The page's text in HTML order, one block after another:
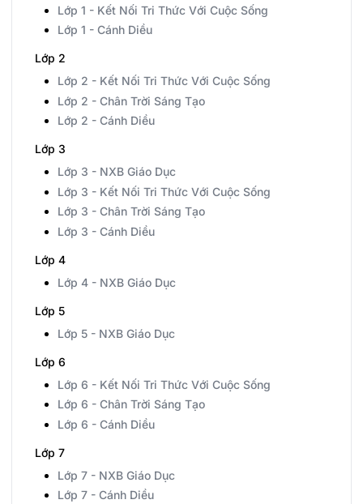
Lớp 1 - Kết Nối Tri Thức Với Cuộc Sống
Lớp 1 - Cánh Diều
Lớp 2
Lớp 2 - Kết Nối Tri Thức Với Cuộc Sống
Lớp 2 - Chân Trời Sáng Tạo
Lớp 2 - Cánh Diều
Lớp 3
Lớp 3 - NXB Giáo Dục
Lớp 3 - Kết Nối Tri Thức Với Cuộc Sống
Lớp 3 - Chân Trời Sáng Tạo
Lớp 3 - Cánh Diều
Lớp 4
Lớp 4 - NXB Giáo Dục
Lớp 5
Lớp 5 - NXB Giáo Dục
Lớp 6
Lớp 6 - Kết Nối Tri Thức Với Cuộc Sống
Lớp 6 - Chân Trời Sáng Tạo
Lớp 6 - Cánh Diều
Lớp 7
Lớp 7 - NXB Giáo Dục
Lớp 7 - Cánh Diều